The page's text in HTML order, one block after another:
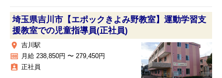
埼玉県吉川市【エポックきよみ野教室】運動学習支
援教室での児童指導員(正社員)
place 吉川駅
money 月給 238,850円 〜 279,450円
assignment_ind 正社員